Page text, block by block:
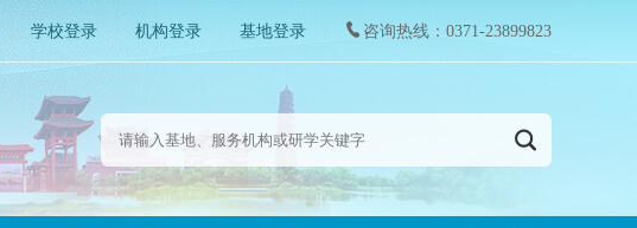
学校登录 机构登录 基地登录 咨询热线：0371-23899823